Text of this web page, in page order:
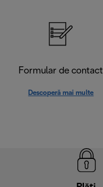
Formular de contact
Descoperă mai multe